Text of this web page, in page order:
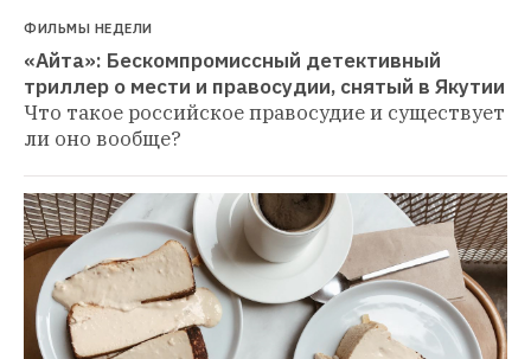
ФИЛЬМЫ НЕДЕЛИ
«Айта»: Бескомпромиссный детективный
триллер о мести и правосудии, снятый в Якутии
Что такое российское правосудие и существует
ли оно вообще?